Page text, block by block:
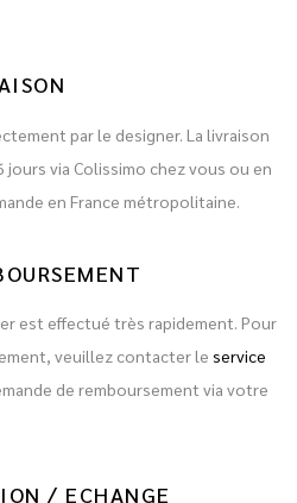
par le designer. La livraison
via Colissimo chez vous ou en
en France métropolitaine.
est effectué très rapidement. Pour
veuillez contacter le service
de remboursement via votre
/ ECHANGE